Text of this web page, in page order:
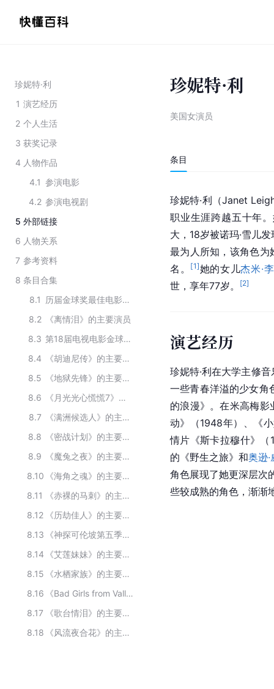
珍妮特·利
1 演艺经历
2 个人生活
3 获奖记录
4 人物作品
4.1 参演电影
4.2 参演电视剧
5 外部链接
6 人物关系
7 参考资料
8 条目合集
8.1
历届金球奖最佳电影女配角
8.2
《离情泪》的主要演员
8.3
第18届电视电影金球奖获奖人物
8.4
《胡迪尼传》的主要演员
8.5
《地狱先锋》的主要演员
8.6
《月光光心慌慌7》的主要演员
8.7
《满洲候选人》的主要演员
8.8
《密战计划》的主要演员
8.9
《魔兔之夜》的主要演员
8.10
《海角之魂》的主要演员
8.11
《赤裸的马刺》的主要演员
8.12
《历劫佳人》的主要演员
8.13
《神探可伦坡第五季》的主要演员
8.14
《艾莲妹妹》的主要演员
8.15
《水栖家族》的主要演员
8.16
《Bad Girls from Valley High》的主要演员
8.17
《歌台情泪》的主要演员
8.18
《风流夜合花》的主要演员
珍妮特·利
美国女演员
条目
珍妮特·利（Janet
职业生涯跨越五十年
大，18岁被诺玛·雪儿
最为人所知，该角色为
名。
[1]她的女儿杰米·
世，享年77岁。
[2]
演艺经历
珍妮特·利在大学主修
一些青春洋溢的少女角
的浪漫》。在米高梅
动》（1948年）、《
情片《斯卡拉穆什》
的《野生之旅》和奥逊
角色展现了她更深层次
些较成熟的角色，渐渐